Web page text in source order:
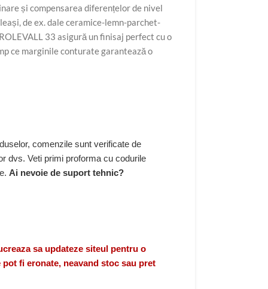
și compensarea diferențelor de nivel
de ex. dale ceramice-lemn-parchet-
33 asigură un finisaj perfect cu o
ce marginile conturate garantează o
comenzile sunt verificate de
dvs. Veti primi proforma cu codurile
Ai nevoie de suport tehnic?
sa updateze siteul pentru o
fi eronate, neavand stoc sau pret